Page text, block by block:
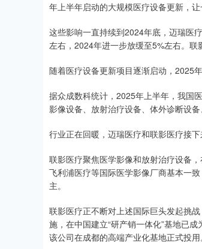
年上半年启动的大规模医疗设备更新，
这些影响一直持续到2024年底，迈瑞医
左右，2024年进一步放缓至5%左右。联
随着医疗设备更新项目逐渐启动，2025
据众成数科统计，2025年上半年，我国
影像设备、放射治疗设备、体外诊断设
行业正在回暖，迈瑞医疗和联影医疗接下
联影医疗聚焦医学影像和放射治疗设备
飞利浦医疗等国际医学影像厂商基本一
主。
联影医疗正不断对上述国际巨头发起挑
施，在中国建立“研产销一体化”基地已
该公司在成都的高端产业化基地正式投用